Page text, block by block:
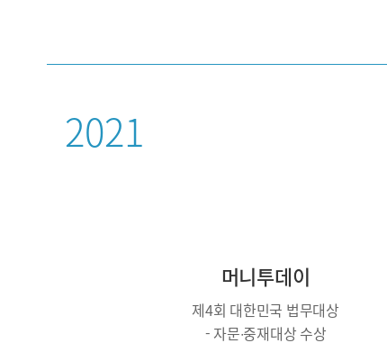
2021
머니투데이
제4회 대한민국 법무대상
- 자문∙중재대상 수상